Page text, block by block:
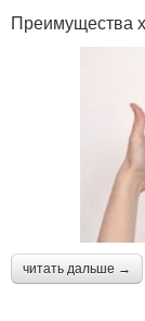
Преимущества
читать дальше →